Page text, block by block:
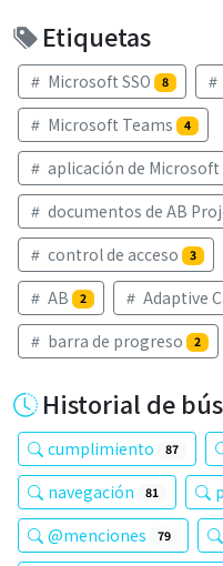
Etiquetas
Microsoft SSO 8
Microsoft Teams 4
aplicación de Microsoft
documentos de AB
control de acceso 3
AB 2 Adaptive
barra de progreso 2
Historial de
cumplimiento 87
navegación 81
@menciones 79